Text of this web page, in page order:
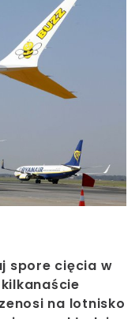
spore cięcia w
na lotnisko